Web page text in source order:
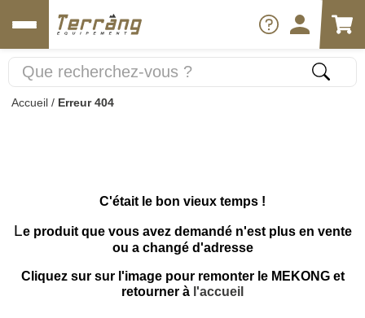
Accueil / Erreur 404
C'était le bon vieux temps !
Le produit que vous avez demandé n'est plus en vente
ou a changé d'adresse
Cliquez sur sur l'image pour remonter le MEKONG et
retourner à l'accueil